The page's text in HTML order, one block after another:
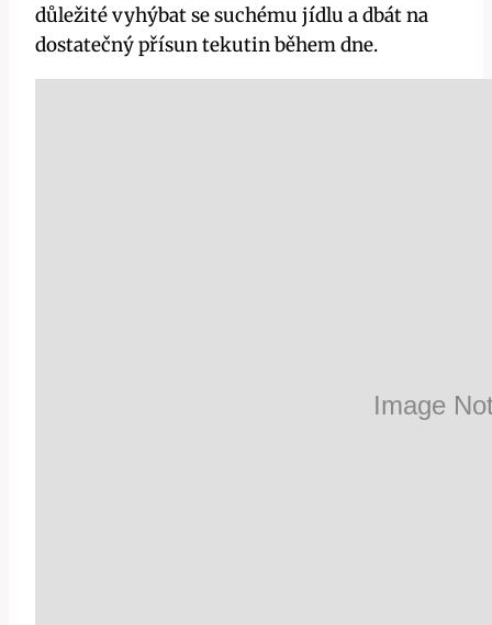
důležité vyhýbat⁣ se ‌suchému jídlu a dbát‌ na ​
dostatečný přísun tekutin během dne.